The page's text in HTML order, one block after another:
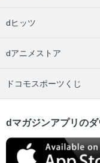
dヒッツ
dアニメストア
ドコモスポーツくじ
dマガジンアプリの